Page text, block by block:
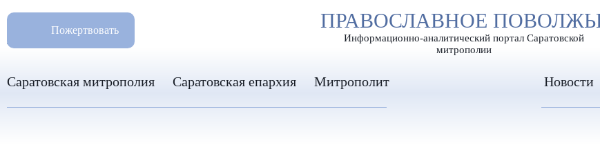
РАЗМЕР ШРИФТА А А А
ПРАВОСЛАВНОЕ
Информационно-аналитический портал Саратовской
митрополии
Пожертвовать
8 960 346 31 04
info-sar@mail.ru
Саратовская митрополия Саратовская епархия Митрополит Новости